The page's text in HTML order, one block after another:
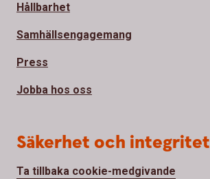
Hållbarhet
Samhällsengagemang
Press
Jobba hos oss
Säkerhet och integritet
Ta tillbaka cookie-medgivande